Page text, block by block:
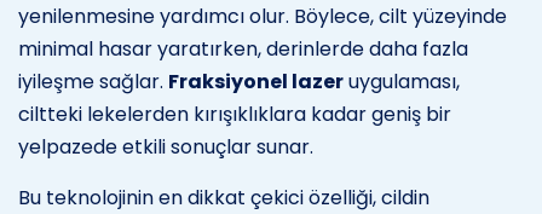
yenilenmesine yardımcı olur. Böylece, cilt yüzeyinde
minimal hasar yaratırken, derinlerde daha fazla
iyileşme sağlar. Fraksiyonel lazeruygulaması,
ciltteki lekelerden kırışıklıklara kadar geniş bir
yelpazede etkili sonuçlar sunar.
Bu teknolojinin en dikkat çekici özelliği, cildin